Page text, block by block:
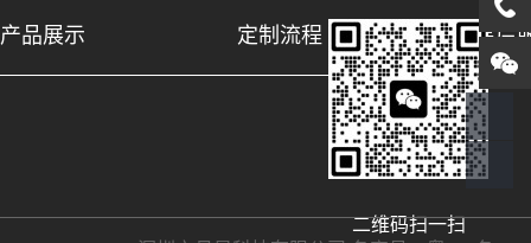
产品展示 定制流程 售后
二维码扫一扫